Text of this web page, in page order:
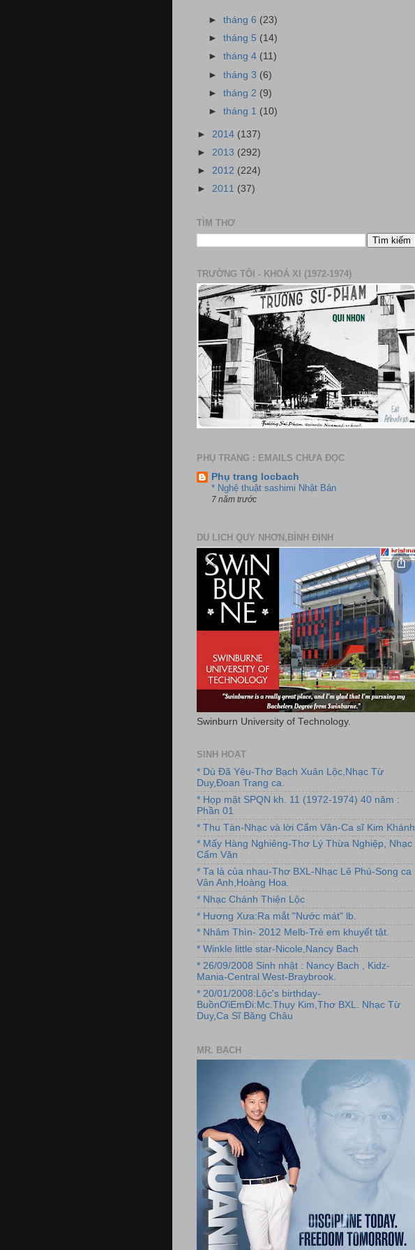
►tháng 6 (23)
►tháng 5 (14)
►tháng 4 (11)
►tháng 3 (6)
►tháng 2 (9)
►tháng 1 (10)
► 2014 (137)
► 2013 (292)
► 2012 (224)
► 2011 (37)
TÌM THƠ
TRƯỜNG TÔI - KHOÁ XI (1972-1974)
PHỤ TRANG : EMAILS CHƯA ĐỌC
Phụ trang locbach
* Nghệ thuật sashimi Nhật Bản
7 năm trước
DU LỊCH QUY NHƠN,BÌNH ĐỊNH
Swinburn University of Technology.
SINH HOẠT
* Dù Đã Yêu-Thơ Bạch Xuân Lộc,Nhạc Từ
Duy,Đoan Trang ca.
* Họp mặt SPQN kh. 11 (1972-1974) 40 năm :
Phần 01
* Thu Tàn-Nhạc và lời Cẩm Văn-Ca sĩ Kim Khánh
* Mấy Hàng Nghiêng-Thơ Lý Thừa Nghiệp, Nhạc
Cẩm Văn
* Ta là của nhau-Thơ BXL-Nhạc Lê Phú-Song ca
Vân Anh,Hoàng Hoa.
* Nhạc Chánh Thiện Lộc
* Hương Xưa:Ra mắt "Nước mát" lb.
* Nhâm Thìn- 2012 Melb-Trẻ em khuyết tật.
* Winkle little star-Nicole,Nancy Bach
* 26/09/2008 Sinh nhật : Nancy Bach , Kidz-
Mania-Central West-Braybrook.
* 20/01/2008:Lộc's birthday-
BuồnƠiEmĐi:Mc.Thụy Kim,Thơ BXL. Nhạc Từ
Duy,Ca Sĩ Băng Châu
MR. BẠCH